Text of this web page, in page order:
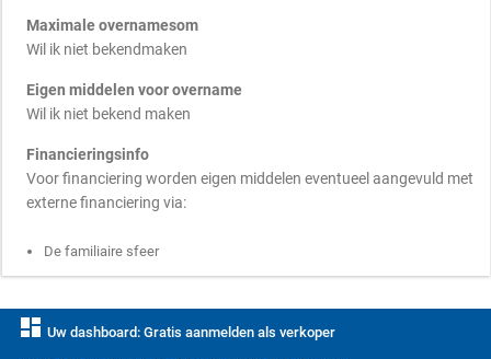
Maximale overnamesom
Wil ik niet bekendmaken
Eigen middelen voor overname
Wil ik niet bekend maken
Financieringsinfo
Voor financiering worden eigen middelen eventueel aangevuld met
externe financiering via:
De familiaire sfeer
dashboard Uw dashboard: Gratis aanmelden als verkoper